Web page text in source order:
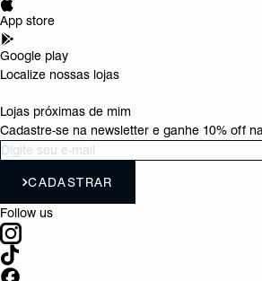
App store
Google play
Localize nossas lojas
Lojas próximas de mim
Cadastre-se na newsletter e ganhe 10% off
CADASTRAR
Follow us